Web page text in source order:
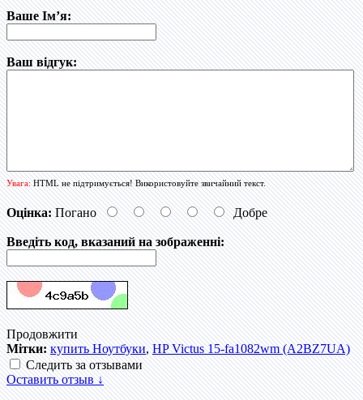
Ваше Ім’я:
Ваш відгук:
Увага:HTML не підтримується! Використовуйте звичайний текст.
Оцінка: Погано Добре
Введіть код, вказаний на зображенні:
Продовжити
Мітки: купить Ноутбуки,HP Victus 15-fa1082wm (A2BZ7UA)
Следить за отзывами
Оставить отзыв ↓